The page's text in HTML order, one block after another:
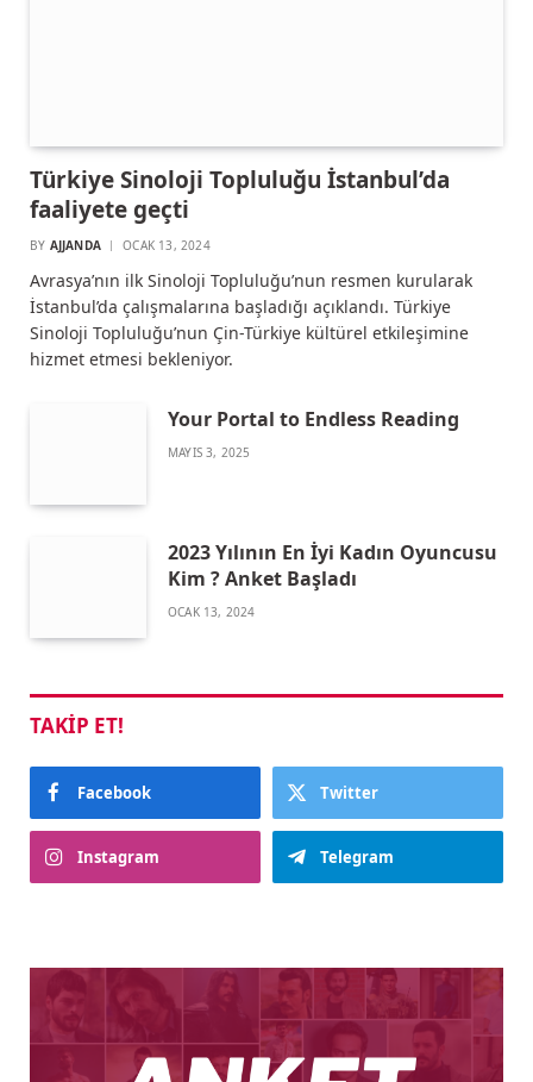
Türkiye Sinoloji Topluluğu İstanbul’da
faaliyete geçti
BY AJJANDA OCAK 13, 2024
Avrasya’nın ilk Sinoloji Topluluğu’nun resmen kurularak
İstanbul’da çalışmalarına başladığı açıklandı. Türkiye
Sinoloji Topluluğu’nun Çin-Türkiye kültürel etkileşimine
hizmet etmesi bekleniyor.
Your Portal to Endless Reading
MAYIS 3, 2025
2023 Yılının En İyi Kadın Oyuncusu
Kim ? Anket Başladı
OCAK 13, 2024
TAKIP ET!
Facebook Twitter
Instagram Telegram